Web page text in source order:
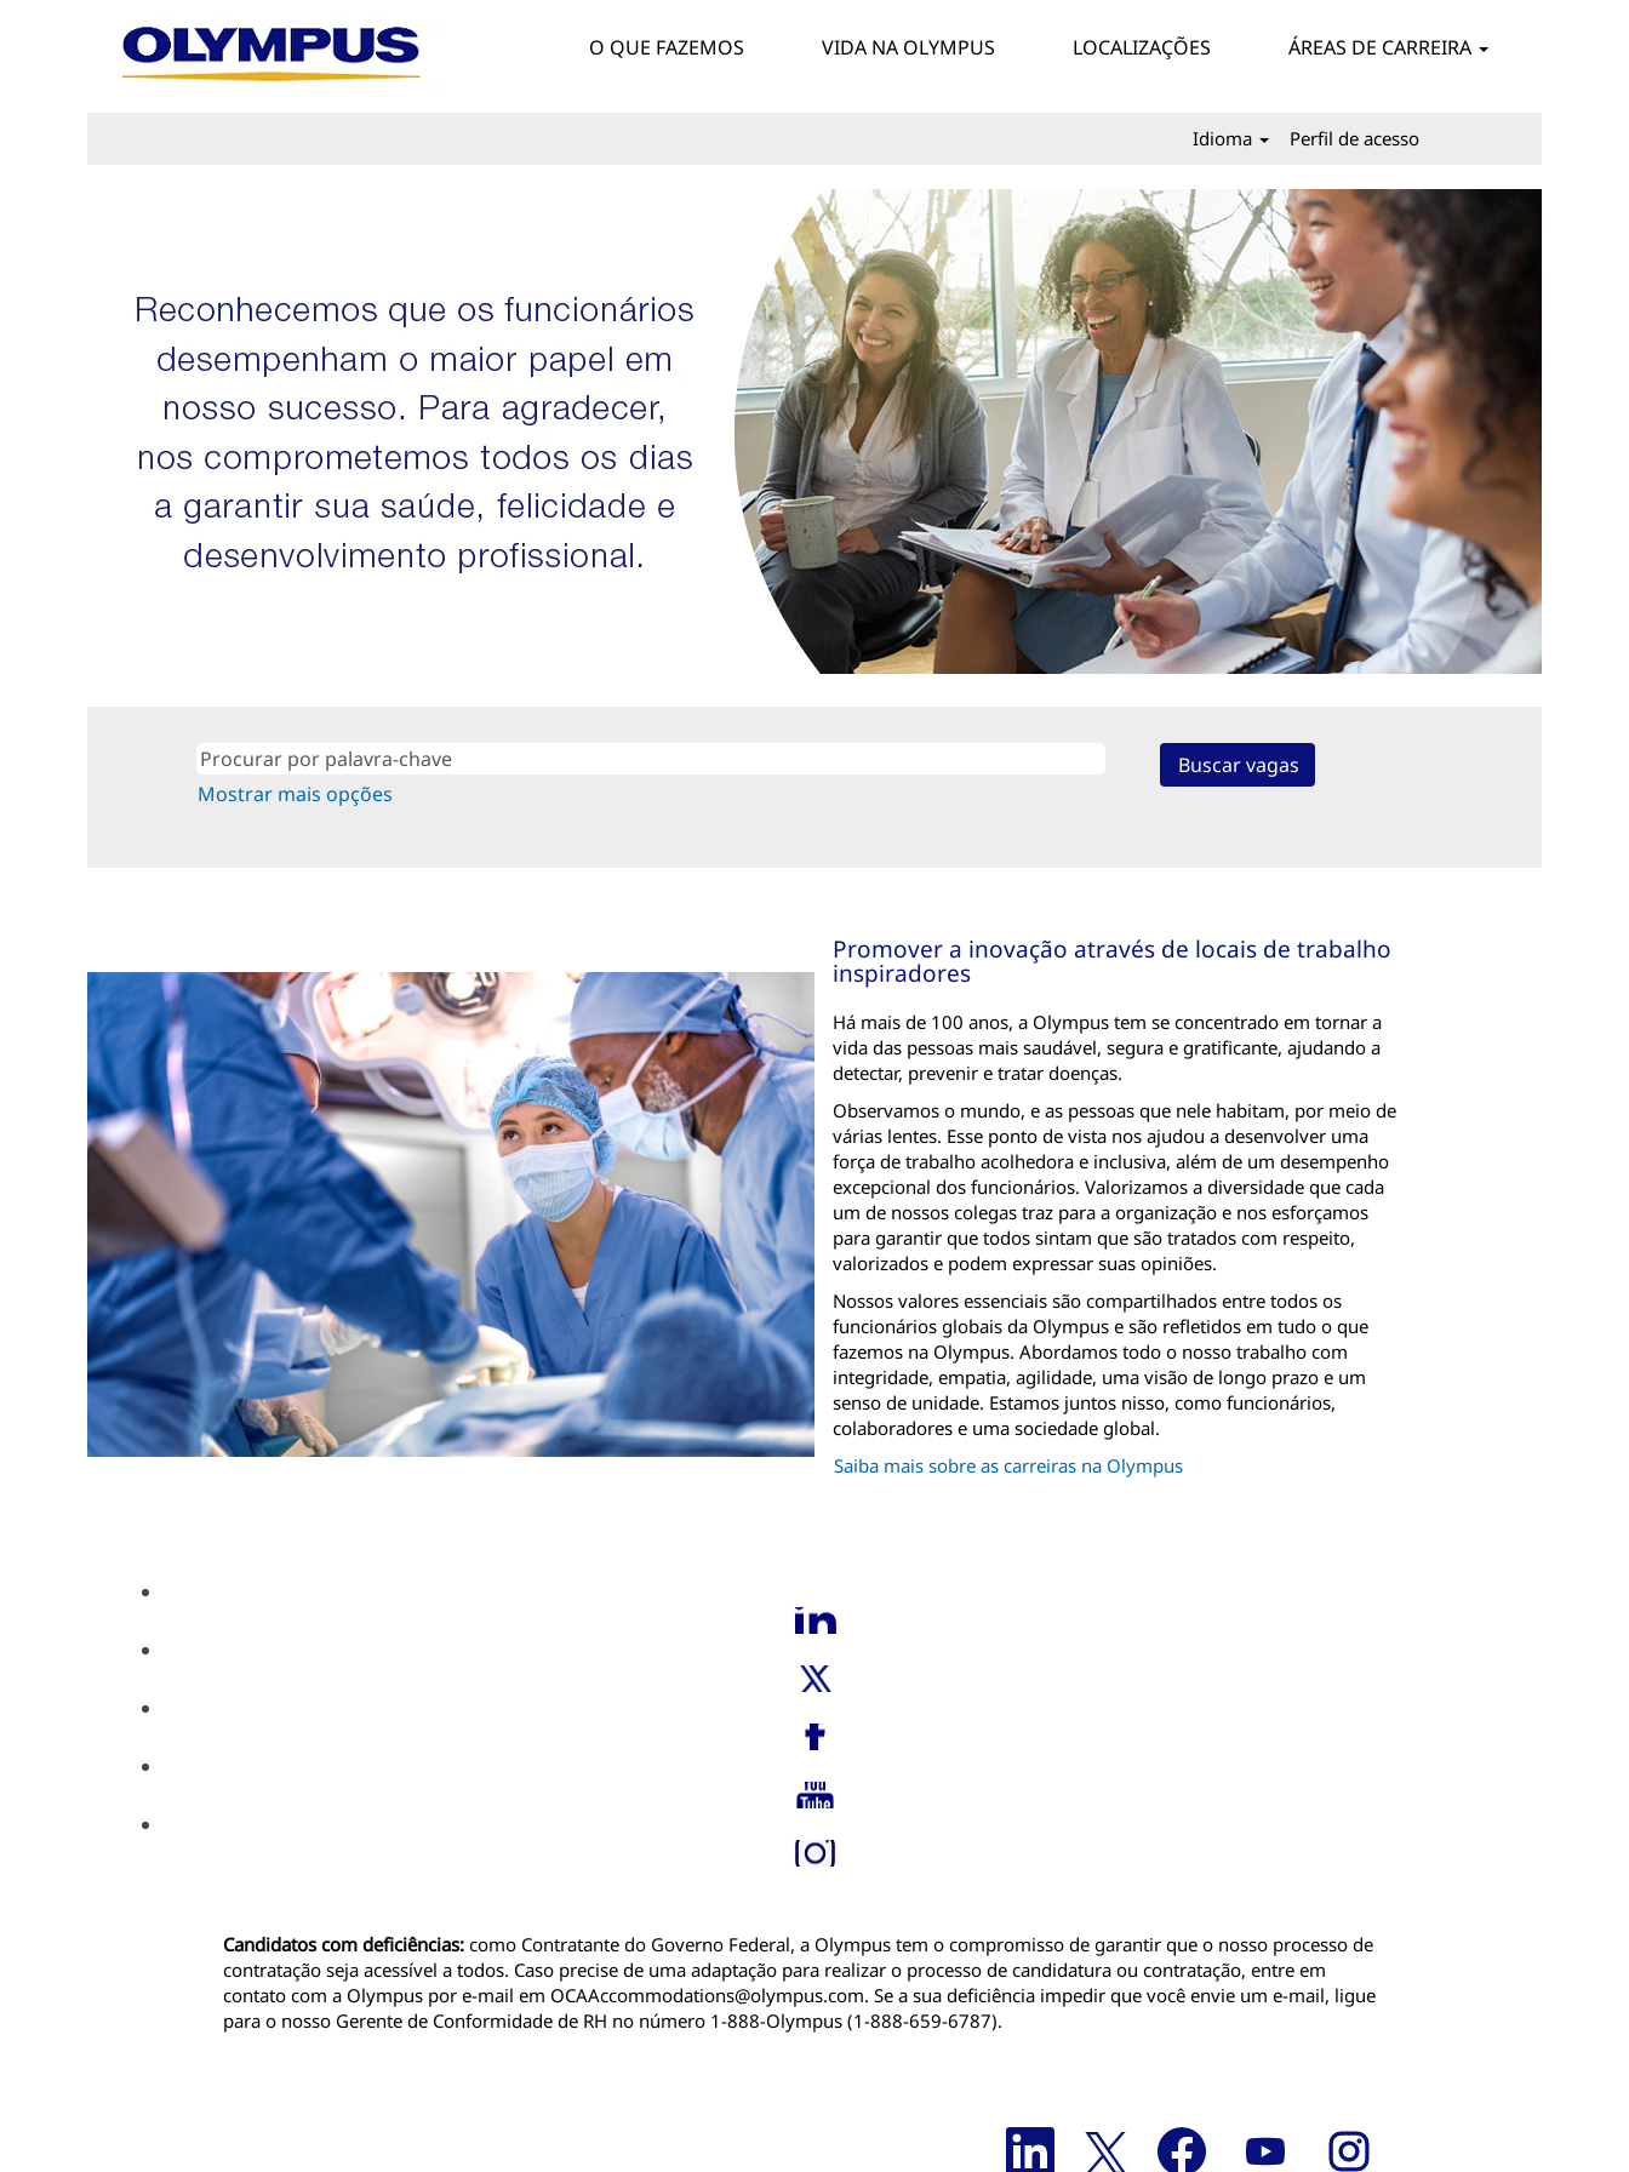
O QUE FAZEMOS VIDA NA OLYMPUS LOCALIZAÇÕES ÁREAS DE CARREIRA
Idioma Perfil de acesso
Mostrar mais opções
Promover a inovação através de locais de trabalho
inspiradores
Há mais de 100 anos, a Olympus tem se concentrado em tornar a
vida das pessoas mais saudável, segura e gratificante, ajudando a
detectar, prevenir e tratar doenças.
Observamos o mundo, e as pessoas que nele habitam, por meio de
várias lentes. Esse ponto de vista nos ajudou a desenvolver uma
força de trabalho acolhedora e inclusiva, além de um desempenho
excepcional dos funcionários. Valorizamos a diversidade que cada
um de nossos colegas traz para a organização e nos esforçamos
para garantir que todos sintam que são tratados com respeito,
valorizados e podem expressar suas opiniões.
Nossos valores essenciais são compartilhados entre todos os
funcionários globais da Olympus e são refletidos em tudo o que
fazemos na Olympus. Abordamos todo o nosso trabalho com
integridade, empatia, agilidade, uma visão de longo prazo e um
senso de unidade. Estamos juntos nisso, como funcionários,
colaboradores e uma sociedade global.
Saiba mais sobre as carreiras na Olympus
Candidatos com deficiências: como Contratante do Governo Federal, a Olympus tem o compromisso de garantir que o nosso processo de
contratação seja acessível a todos. Caso precise de uma adaptação para realizar o processo de candidatura ou contratação, entre em
contato com a Olympus por e-mail em OCAAccommodations@olympus.com. Se a sua deficiência impedir que você envie um e-mail, ligue
para o nosso Gerente de Conformidade de RH no número 1-888-Olympus (1-888-659-6787).
A A
b
A
b b
A
b